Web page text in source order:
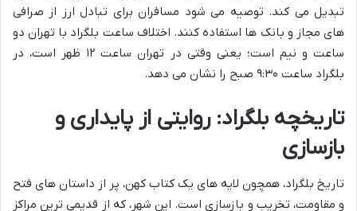
تبدیل می کند. توصیه می شود مسافران برای تبادل ارز از صرافی
های مجاز و بانک ها استفاده کنند. اختلاف ساعت بلگراد با تهران دو
ساعت و نیم است؛ یعنی وقتی در تهران ساعت ۱۲ ظهر است، در
بلگراد ساعت ۹:۳۰ صبح را نشان می دهد.
تاریخچه بلگراد: روایتی از پایداری و
بازسازی
تاریخ بلگراد، همچون لایه های یک کتاب کهن، پر از داستان های فتح
و مقاومت، تخریب و بازسازی است. این شهر، که از قدیمی ترین مراکز